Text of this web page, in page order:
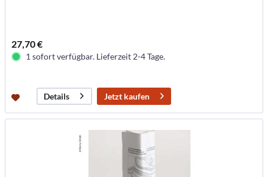
27,70 €
1 sofort verfügbar. Lieferzeit 2-4 Tage.
Details Jetzt kaufen